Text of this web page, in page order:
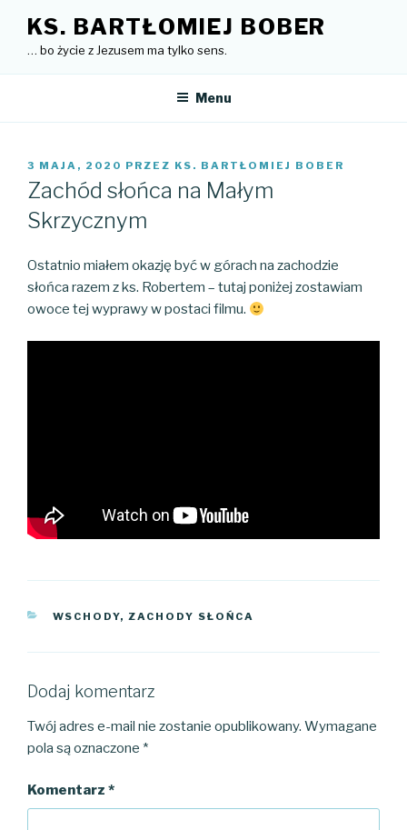
treści
KS. BARTŁOMIEJ BOBER
… bo życie z Jezusem ma tylko sens.
Menu
OPUBLIKOWANE
W
3 MAJA, 2020 PRZEZ KS. BARTŁOMIEJ BOBER
Zachód słońca na Małym
Skrzycznym
Ostatnio miałem okazję być w górach na zachodzie
słońca razem z ks. Robertem – tutaj poniżej zostawiam
owoce tej wyprawy w postaci filmu.
KATEGORIE
WSCHODY, ZACHODY SŁOŃCA
Dodaj komentarz
Twój adres e-mail nie zostanie opublikowany. Wymagane
pola są oznaczone *
Komentarz *